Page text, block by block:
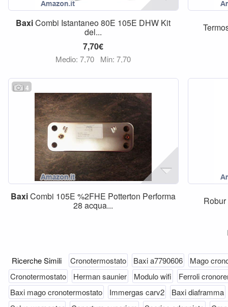
BaxiCombi Istantaneo 80E 105E DHW Kit
del...
7,70€
Medio: 7,70 Min: 7,70
4
BaxiCombi 105E %2FHE Potterton Performa
28 acqua...
Ricerche Simili Cronotermostato Baxi a7790606
Mago
Cronotermostato
Herman saunier Modulo wifi
Ferroli
Baxi mago cronotermostato
Immergas carv2
Baxi diaframma